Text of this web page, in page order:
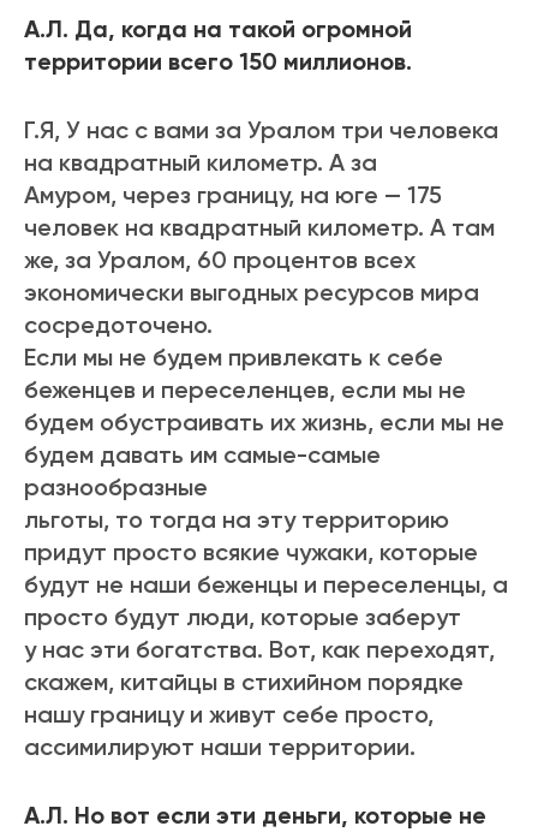
А.Л. Да, когда на такой огромной
территории всего 150 миллионов.
Г.Я, У нас с вами за Уралом три человека
на квадратный километр. А за
Амуром, через границу, на юге — 175
человек на квадратный километр. А там
же, за Уралом, 60 процентов всех
экономически выгодных ресурсов мира
сосредоточено.
Если мы не будем привлекать к себе
беженцев и переселенцев, если мы не
будем обустраивать их жизнь, если мы не
будем давать им самые-самые
разнообразные
льготы, то тогда на эту территорию
придут просто всякие чужаки, которые
будут не наши беженцы и переселенцы, а
просто будут люди, которые заберут
у нас эти богатства. Вот, как переходят,
скажем, китайцы в стихийном порядке
нашу границу и живут себе просто,
ассимилируют наши территории.
А.Л. Но вот если эти деньги, которые не